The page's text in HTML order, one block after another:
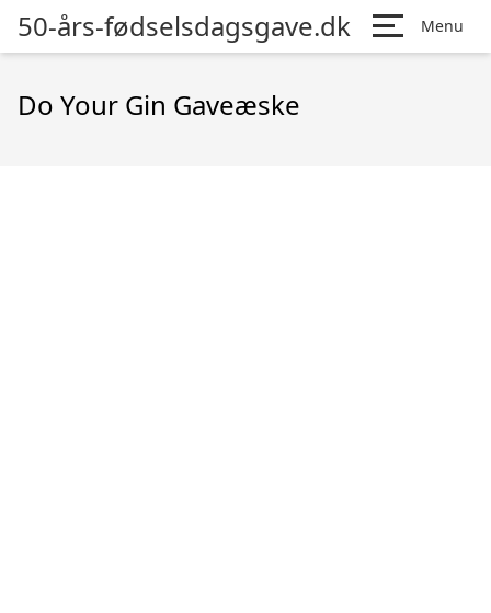
50-års-fødselsdagsgave.dk Menu
Do Your Gin Gaveæske